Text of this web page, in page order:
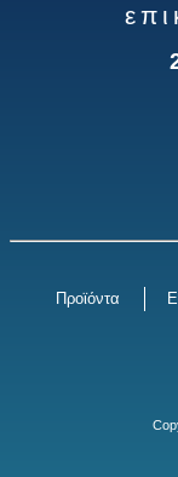
Προϊόντα